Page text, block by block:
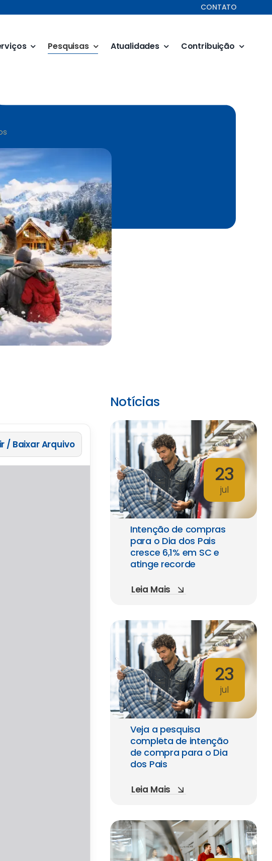
CONTATO
Pesquisas Atualidades Contribuição
/ Baixar Arquivo
Notícias
23
jul
Intenção de compras
para o Dia dos Pais
cresce 6,1% em SC e
atinge recorde
Leia Mais
23
jul
Veja a pesquisa
completa de intenção
de compra para o Dia
dos Pais
Leia Mais